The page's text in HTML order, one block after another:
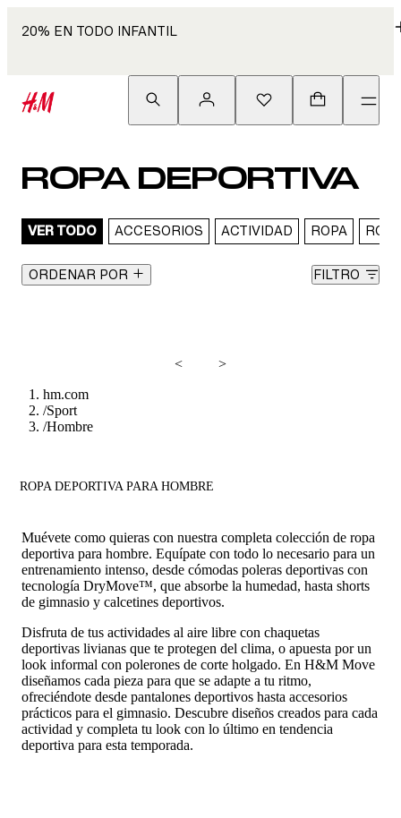
20% EN TODO INFANTIL
ROPA DEPORTIVA
VER TODO ACCESORIOS ACTIVIDAD ROPA
ORDENAR POR FILTRO
<
>
hm.com
/Sport
/Hombre
ROPA DEPORTIVA PARA HOMBRE
Muévete como quieras con nuestra completa colección de ropa
deportiva para hombre. Equípate con todo lo necesario para un
entrenamiento intenso, desde cómodas poleras deportivas con
tecnología DryMove™, que absorbe la humedad, hasta shorts
de gimnasio y calcetines deportivos.
Disfruta de tus actividades al aire libre con chaquetas
deportivas livianas que te protegen del clima, o apuesta por un
look informal con polerones de corte holgado. En H&M Move
diseñamos cada pieza para que se adapte a tu ritmo,
ofreciéndote desde pantalones deportivos hasta accesorios
prácticos para el gimnasio. Descubre diseños creados para cada
actividad y completa tu look con lo último en tendencia
deportiva para esta temporada.